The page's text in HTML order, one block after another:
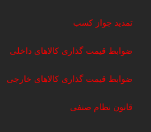
تمدید جواز کسب
ضوابط قیمت گذاری کالاهای داخلی
ضوابط قیمت گذاری کالاهای خارجی
قانون نظام صنفی